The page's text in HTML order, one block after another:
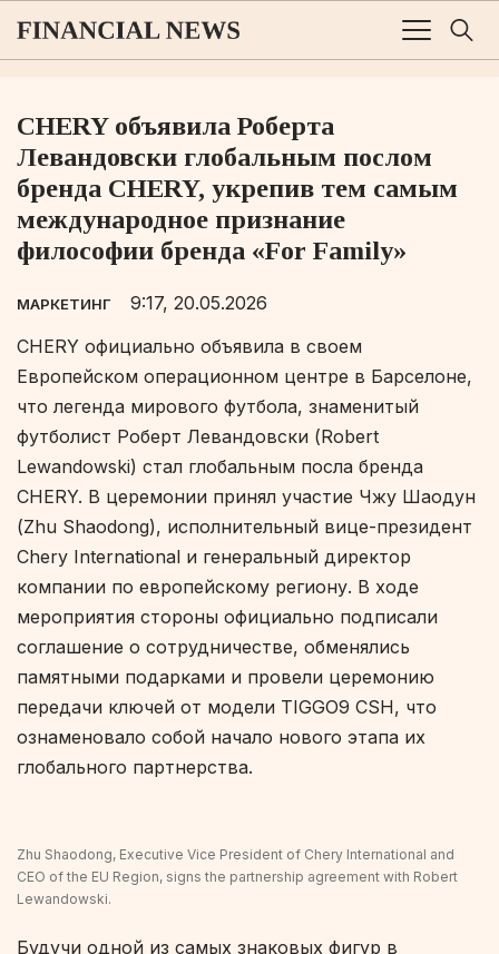
CHERY объявила Роберта
Левандовски глобальным послом
бренда CHERY, укрепив тем самым
международное признание
философии бренда «For Family»
МАРКЕТИНГ
9:17, 20.05.2026
CHERY официально объявила в своем
Европейском операционном центре в Барселоне,
что легенда мирового футбола, знаменитый
футболист Роберт Левандовски (Robert
Lewandowski) стал глобальным посла бренда
CHERY. В церемонии принял участие Чжу Шаодун
(Zhu Shaodong), исполнительный вице-президент
Chery International и генеральный директор
компании по европейскому региону. В ходе
мероприятия стороны официально подписали
соглашение о сотрудничестве, обменялись
памятными подарками и провели церемонию
передачи ключей от модели TIGGO9 CSH, что
ознаменовало собой начало нового этапа их
глобального партнерства.
Zhu Shaodong, Executive Vice President of Chery International and
CEO of the EU Region, signs the partnership agreement with Robert
Lewandowski.
Будучи одной из самых знаковых фигур в